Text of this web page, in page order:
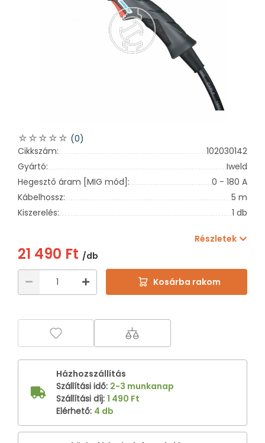
(0)
Cikkszám:
102030142
Gyártó:
Iweld
Hegesztő áram [MIG mód]:
0 - 180 A
Kábelhossz:
5 m
Kiszerelés:
1 db
Részletek
21 490 Ft /db
Kosárba rakom
Házhozszállítás
Szállítási idő: 2-3 munkanap
Szállítási díj: 1 490 Ft
Elérhető: 4 db